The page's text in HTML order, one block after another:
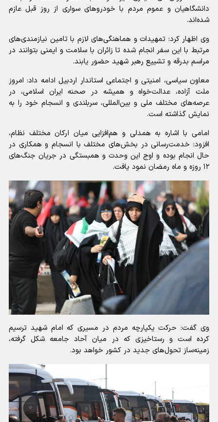
دانشگاهیان و عموم مردم با خودروهای سواری از روز قبل عازم
شده‌اند.
وی اظهار کرد: تمهیدات و هماهنگی‌های لازم با تامین نیازمندی‌های
مرتبط با این سفر انجام شده تا زائران با سلامت و ایمنی بتوانند در
مراسم بدرقه و تشییع رهبر شهید حضور یابند.
معاون سیاسی، امنیتی و اجتماعی استاندار اردبیل ادامه داد: امروز
ملت آزاده، عدالت‌خواه و همیشه در صحنه ایران اسلامی، در
عرصه‌های مختلف ملی و بین‌المللی، سربلندی و انسجام خود را به
نمایش گذاشته است.
‌امامی با اشاره به همدلی و هم‌افزایی میان ارکان مختلف نظام،
افزود: خدمت‌رسانی در بخش‌های مختلف با انسجام و همکاری در
حال انجام بوده و اوج این وحدت و همبستگی در جریان جنگ‌های
۱۲ روزه و ماه رمضان نمود یافت.
‌وی گفت: حرکت یکپارچه مردم در مسیری که امام شهید ترسیم
کرده است و رستاخیزی که در میان آحاد جامعه شکل گرفته،
زمینه‌ساز تحول‌های جدید در کشور خواهد بود.